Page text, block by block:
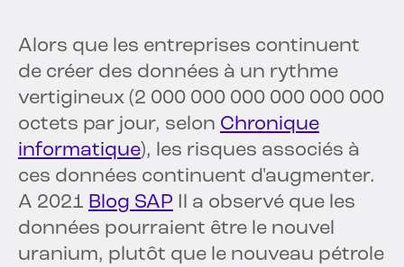
Alors que les entreprises continuent
de créer des données à un rythme
vertigineux (2 000 000 000 000 000 000
octets par jour, selon Chronique
informatique), les risques associés à
ces données continuent d'augmenter.
A 2021 Blog SAP Il a observé que les
données pourraient être le nouvel
uranium, plutôt que le nouveau pétrole